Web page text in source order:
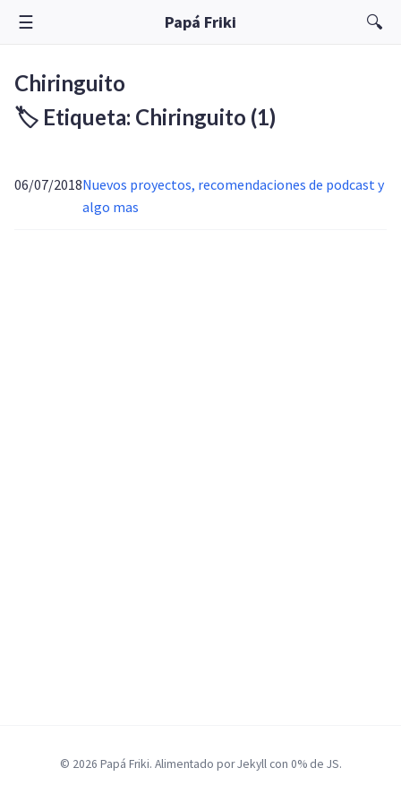
☰ Papá Friki 🔍
Chiringuito
🏷️ Etiqueta: Chiringuito (1)
06/07/2018Nuevos proyectos, recomendaciones de podcast y
algo mas
© 2026 Papá Friki. Alimentado por Jekyll con 0% de JS.